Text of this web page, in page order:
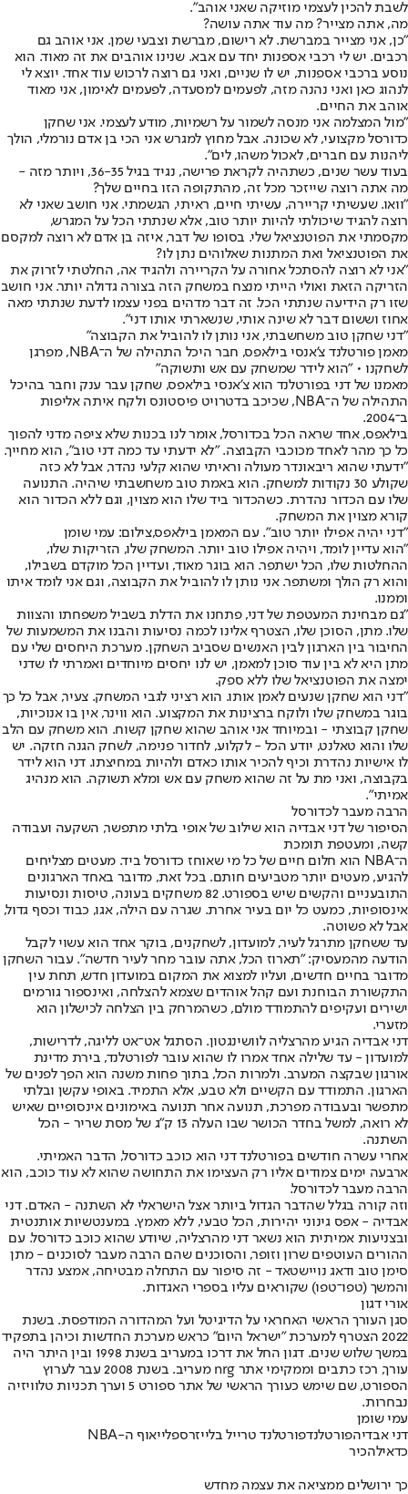
לשבת להכין לעצמי מוזיקה שאני אוהב".
מה, אתה מצייר? מה עוד אתה עושה?
"כן, אני מצייר במברשת. לא רישום, מברשת וצבעי שמן. אני אוהב גם
רכבים. יש לי רכבי אספנות יחד עם אבא. שנינו אוהבים את זה מאוד. הוא
נוסע ברכבי אספנות, יש לו שניים, ואני גם רוצה לרכוש עוד אחד. יוצא לי
לנהוג כאן ואני נהנה מזה, לפעמים למסעדה, לפעמים לאימון, אני מאוד
אוהב את החיים.
"מול המצלמה אני מנסה לשמור על רשמיות, מודע לעצמי. אני שחקן
כדורסל מקצועי, לא שכונה. אבל מחוץ למגרש אני הכי בן אדם נורמלי, הולך
ליהנות עם חברים, לאכול משהו, לים".
בעוד עשר שנים, כשתהיה לקראת פרישה, נגיד בגיל 36-35, ויותר מזה -
מה אתה רוצה שייזכר מכל זה, מהתקופה הזו בחיים שלך?
"וואו. שעשיתי קריירה, עשיתי חיים, ראיתי, הגשמתי. אני חושב שאני לא
רוצה להגיד שיכולתי להיות יותר טוב, אלא שנתתי הכל על המגרש,
מקסמתי את הפוטנציאל שלי. בסופו של דבר, איזה בן אדם לא רוצה למקסם
את הפוטנציאל ואת המתנות שאלוהים נתן לו?
"אני לא רוצה להסתכל אחורה על הקריירה ולהגיד אה, החלטתי לזרוק את
הזריקה הזאת ואולי הייתי מנצח במשחק הזה בצורה גדולה יותר. אני חושב
שזו רק הידיעה שנתתי הכל. זה דבר מדהים בפני עצמו לדעת שנתתי מאה
אחוז וששום דבר לא שינה אותי, שנשארתי אותו דני".
"דני שחקן טוב משחשבתי, אני נותן לו להוביל את הקבוצה"
מאמן פורטלנד צ'אנסי בילאפס, חבר היכל התהילה של ה־NBA, מפרגן
לשחקנו • "הוא לידר שמשחק עם אש ותשוקה"
מאמנו של דני בפורטלנד הוא צ'אנסי בילאפס, שחקן עבר ענק וחבר בהיכל
התהילה של ה־NBA, שכיכב בדטרויט פיסטונס ולקח איתה אליפות
ב־2004.
בילאפס, אחד שראה הכל בכדורסל, אומר לנו בכנות שלא ציפה מדני להפוך
כל כך מהר לאחד מכוכבי הקבוצה. "לא ידעתי עד כמה דני טוב", הוא מחייך.
"ידעתי שהוא ריבאונדר מעולה וראיתי שהוא קלעי נהדר, אבל לא כזה
שקולע 30 נקודות למשחק. הוא באמת טוב משחשבתי שיהיה. התנועה
שלו עם הכדור נהדרת. כשהכדור ביד שלו הוא מצוין, וגם ללא הכדור הוא
קורא מצוין את המשחק.
"דני יהיה אפילו יותר טוב". עם המאמן בילאפס,צילום: עמי שומן
"הוא עדיין לומד, ויהיה אפילו טוב יותר. המשחק שלו, הזריקות שלו,
ההחלטות שלו, הכל ישתפר. הוא בוגר מאוד, ועדיין הכל מוקדם בשבילו,
והוא רק הולך ומשתפר. אני נותן לו להוביל את הקבוצה, וגם אני לומד איתו
וממנו.
"גם מבחינת המעטפת של דני, פתחנו את הדלת בשביל משפחתו והצוות
שלו. מתן, הסוכן שלו, הצטרף אלינו לכמה נסיעות והבנו את המשמעות של
החיבור בין הארגון לבין האנשים שסביב השחקן. מערכת היחסים שלי עם
מתן היא לא בין עוד סוכן למאמן, יש לנו יחסים מיוחדים ואמרתי לו שדני
ימצה את הפוטנציאל שלו ללא ספק.
"דני הוא שחקן שנעים לאמן אותו. הוא רציני לגבי המשחק. צעיר, אבל כל כך
בוגר במשחק שלו ולוקח ברצינות את המקצוע. הוא ווינר, אין בו אנוכיות,
שחקן קבוצתי - ובמיוחד אני אוהב שהוא שחקן קשוח. הוא משחק עם הלב
שלו והוא טאלנט, יודע הכל - לקלוע, לחדור פנימה, לשחק הגנה חזקה. יש
לו אישיות נהדרת וכיף להכיר אותו כאדם ולהיות במחיצתו. דני הוא לידר
בקבוצה, ואני מת על זה שהוא משחק עם אש ומלא תשוקה. הוא מנהיג
אמיתי".
הרבה מעבר לכדורסל
הסיפור של דני אבדיה הוא שילוב של אופי בלתי מתפשר, השקעה ועבודה
קשה, ומעטפת תומכת
ה־NBA הוא חלום חיים של כל מי שאוחז כדורסל ביד. מעטים מצליחים
להגיע, מעטים יותר מטביעים חותם. בכל זאת, מדובר באחד הארגונים
התובעניים והקשים שיש בספורט. 82 משחקים בעונה, טיסות ונסיעות
אינסופיות, כמעט כל יום בעיר אחרת. שגרה עם הילה, אגו, כבוד וכסף גדול,
אבל לא פשוטה.
עד ששחקן מתרגל לעיר, למועדון, לשחקנים, בוקר אחד הוא עשוי לקבל
הודעה מהמעסיק: "תארוז הכל, אתה עובר מחר לעיר חדשה". עבור השחקן
מדובר בחיים חדשים, ועליו למצוא את המקום במועדון חדש, תחת עין
התקשורת הבוחנת ועם קהל אוהדים שצמא להצלחה, ואינספור גורמים
ישירים ועקיפים להתמודד מולם, כשהמרחק בין הצלחה לכישלון הוא
מזערי.
דני אבדיה הגיע מהרצליה לוושינגטון. הסתגל אט־אט לליגה, לדרישות,
למועדון - עד שלילה אחד אמרו לו שהוא עובר לפורטלנד, בירת מדינת
אורגון שבקצה המערב. ולמרות הכל, בתוך פחות משנה הוא הפך לפנים של
הארגון. התמודד עם הקשיים ולא טבע, אלא התמיד. באופי עקשן ובלתי
מתפשר ובעבודה מפרכת, תנועה אחר תנועה באימונים אינסופיים שאיש
לא רואה, למשל בחדר הכושר שבו העלה 13 ק"ג של מסת שריר - הכל
השתנה.
אחרי עשרה חודשים בפורטלנד דני הוא כוכב כדורסל, הדבר האמיתי.
ארבעה ימים צמודים אליו רק העצימו את התחושה שהוא לא עוד כוכב, הוא
הרבה מעבר לכדורסל.
וזה קורה בגלל שהדבר הגדול ביותר אצל הישראלי לא השתנה - האדם. דני
אבדיה - אפס גינוני יהירות, הכל טבעי, ללא מאמץ. במענטשיות אותנטית
ובצניעות אמיתית הוא נשאר דני מהרצליה, שיודע שהוא כוכב כדורסל. עם
ההורים העוטפים שרון וזופר, והסוכנים שהם הרבה מעבר לסוכנים - מתן
סימן טוב ודאג נויישטאד - זה סיפור עם התחלה מבטיחה, אמצע נהדר
והמשך (טפו־טפו) שקוראים עליו בספרי האגדות.
אורי דגון
סגן העורך הראשי האחראי על הדיגיטל ועל המהדורה המודפסת. בשנת
2022 הצטרף למערכת "ישראל היום" כראש מערכת החדשות וכיהן בתפקיד
במשך שלוש שנים. דגון החל את דרכו במעריב בשנת 1998 ובין היתר היה
עורך, רכז כתבים וממקימי אתר nrg מעריב. בשנת 2008 עבר לערוץ
הספורט, שם שימש כעורך הראשי של אתר ספורט 5 וערך תכניות טלוויזיה
נבחרות.
עמי שומן
דני אבדיהפורטלנדפורטלנד טרייל בלייזרספלייאוף ה-NBA
כדאילהכיר
כך ירושלים ממציאה את עצמה מחדש